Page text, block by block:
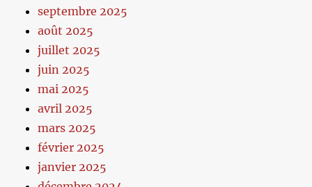
septembre 2025
août 2025
juillet 2025
juin 2025
mai 2025
avril 2025
mars 2025
février 2025
janvier 2025